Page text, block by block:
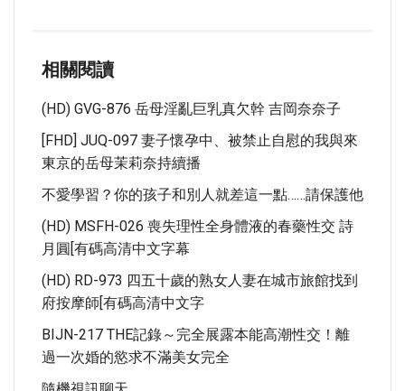
相關閱讀
(HD) GVG-876 岳母淫亂巨乳真欠幹 吉岡奈奈子
[FHD] JUQ-097 妻子懷孕中、被禁止自慰的我與來
東京的岳母茉莉奈持續播
不愛學習？你的孩子和別人就差這一點……請保護他
(HD) MSFH-026 喪失理性全身體液的春藥性交 詩
月圓[有碼高清中文字幕
(HD) RD-973 四五十歲的熟女人妻在城市旅館找到
府按摩師[有碼高清中文字
BIJN-217 THE記錄～完全展露本能高潮性交！離
過一次婚的慾求不滿美女完全